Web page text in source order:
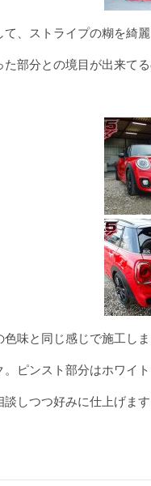
て、ストライプの糊を綺
た部分との境目が出来て
味と同じ感じで施工し
。ピンスト部分はホワイ
しつつ好みに仕上げま